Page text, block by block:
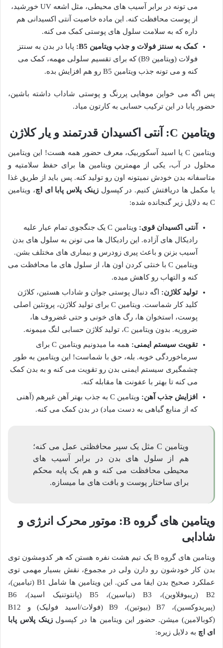
می تونه در برابر آسیب های محیطی، مثل اشعه UV خورشید،
از پوست محافظت کنه. این ماده خاصیت آنتی اکسیدانی هم
داره که به سلامت سلول های پوستی کمک می کنه.
کمک به سنتز فولات و جذب ویتامین B5:
پابا در بدن به سنتز
فولات (ویتامین B9) که برای تقسیم سلولی مهمه، کمک می
کنه و می تونه جذب ویتامین B5 رو هم افزایش بده.
پس اگه می خواین موهایی پررنگ و پوستی شاداب داشته باشین،
حضور پابا در این ترکیب حسابی به کارتون میاد.
ویتامین C: آنتی اکسیدان قدرتمند و یار کلاژن
ویتامین C یا اسید آسکوربیک، معرف حضور همه هست! این ویتامین
محلول در آب، یکی از مهمترین ویتامین ها برای حفظ سلامتیه و
متاسفانه بدن خودش نمیتونه اون رو تولید کنه. پس باید از طریق غذا
یا مکمل ها دریافتش کنیم. در کپسولزینک پلاس پابا ای اچ، ویتامین
C به دلایل زیر گنجانده شده:
آنتی اکسیدان قوی:
ویتامین C یک جنگجوی تمام عیار علیه
رادیکال های آزاده. این رادیکال ها می تونن به سلول های بدن
آسیب بزنن و باعث پیری زودرس و بیماری های مختلف بشن.
ویتامین C با خنثی کردن اون ها، از سلول های ما محافظت می
کنه و التهاب رو کاهش میده.
تولید کلاژن: اگه دنبال پوستی جوان و شاداب هستین، کلاژن
کلید کار شماست. ویتامین C برای تولید کلاژن، پروتئین اصلی
پوست، استخوان ها، رگ های خونی و حتی غضروف ها،
ضروریه. بدون ویتامین C، تولید کلاژن حسابی لنگ میمونه.
تقویت سیستم ایمنی:
همه ما میدونیم ویتامین C برای
سرماخوردگی خوبه. بله، حق با شماست! این ویتامین به طور
چشمگیری سیستم ایمنی بدن رو تقویت می کنه و به بدن کمک
می کنه تا بهتر با عفونت ها مقابله کنه.
افزایش جذب آهن:
ویتامین C به جذب بهتر آهن غیرهم (آهنی
که از منابع گیاهی به دست میاد) در بدن کمک می کنه.
ویتامین C مثل یک سپر محافظتی عمل می کنه؛
هم از سلول های بدن در برابر آسیب های
محیطی محافظت می کنه و هم یک پایه محکم
برای ساختار پوست و بافت های ما میسازه.
ویتامین های گروه B: موتور محرک انرژی و
شادابی
ویتامین های گروه B یک تیم هشت نفره هستن که هر کدومشون توی
بدن کار خودشون رو دارن ولی در مجموع، نقش بسیار مهمی توی
عملکرد صحیح بدن ایفا می کنن. این ویتامین ها شامل B1 (تیامین)،
B2 (ریبوفلاوین)، B3 (نیاسین)، B5 (پانتوتنیک اسید)، B6
(پیریدوکسین)، B7 (بیوتین)، B9 (فولات/اسید فولیک) و B12
(کوبالامین) میشن. حضور این ویتامین ها در کپسولزینک پلاس پابا
ای اچ به دلایل زیره: